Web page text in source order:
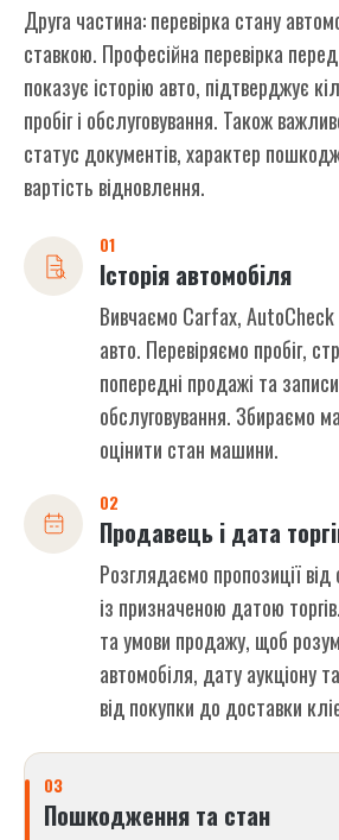
Друга частина: перевірка стану
ставкою. Професійна перевірка
показує історію авто, підтверджує
пробіг і обслуговування. Також
статус документів, характер
вартість відновлення.
01
Історія автомобіля
Вивчаємо Carfax, AutoCheck
авто. Перевіряємо пробіг,
попередні продажі та
обслуговування. Збираємо
оцінити стан машини.
02
Продавець і дата
Розглядаємо пропозиції від
із призначеною датою
та умови продажу, щоб
автомобіля, дату аукціону
від покупки до доставки
03
Пошкодження та стан